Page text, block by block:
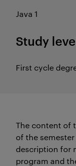
Java 1
Study
First cycle
The content of
of the
description for
program and